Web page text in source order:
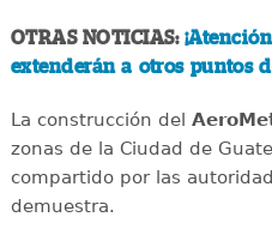
OTRAS NOTICIAS:
extenderán a otros puntos
La construcción del
zonas de la Ciudad de
compartido por las
demuestra.